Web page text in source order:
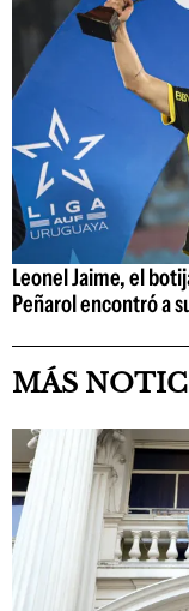
Leonel Jaime, el
Peñarol encontró a
MÁS